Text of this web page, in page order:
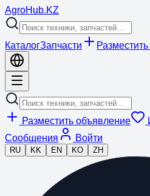
AgroHub.KZ
КаталогЗапчасти
Разместить объявление
Сообщения
Войти
RU KK EN KO ZH